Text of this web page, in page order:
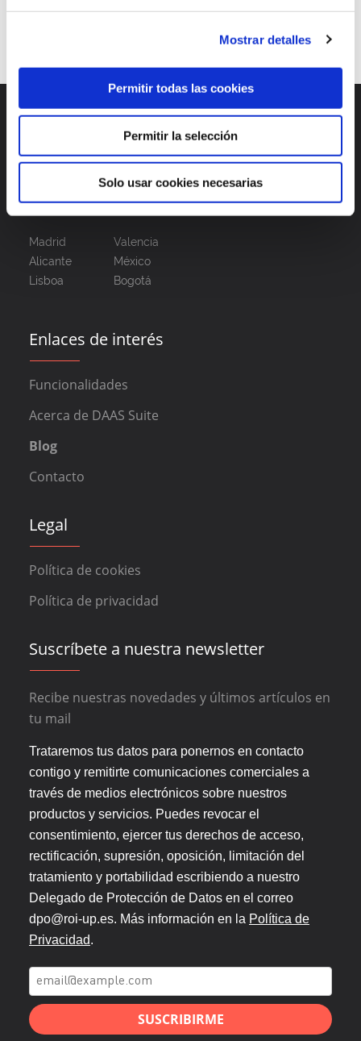
Mostrar detalles
Permitir todas las cookies
Permitir la selección
Solo usar cookies necesarias
1 2 3
Madrid
Valencia
Alicante
México
Lisboa
Bogotá
Enlaces de interés
Funcionalidades
Acerca de DAAS Suite
Blog
Contacto
Legal
Política de cookies
Política de privacidad
Suscríbete a nuestra newsletter
Recibe nuestras novedades y últimos artículos en
tu mail
Trataremos tus datos para ponernos en contacto
contigo y remitirte comunicaciones comerciales a
través de medios electrónicos sobre nuestros
productos y servicios. Puedes revocar el
consentimiento, ejercer tus derechos de acceso,
rectificación, supresión, oposición, limitación del
tratamiento y portabilidad escribiendo a nuestro
Delegado de Protección de Datos en el correo
dpo@roi-up.es. Más información en la Política de
Privacidad.
SUSCRIBIRME